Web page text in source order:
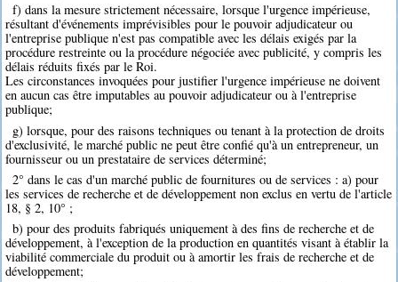
f) dans la mesure strictement nécessaire, lorsque l'urgence impérieuse,
résultant d'événements imprévisibles pour le pouvoir adjudicateur ou
l'entreprise publique n'est pas compatible avec les délais exigés par la
procédure restreinte ou la procédure négociée avec publicité, y compris les
délais réduits fixés par le Roi.
Les circonstances invoquées pour justifier l'urgence impérieuse ne doivent
en aucun cas être imputables au pouvoir adjudicateur ou à l'entreprise
publique;
g) lorsque, pour des raisons techniques ou tenant à la protection de droits
d'exclusivité, le marché public ne peut être confié qu'à un entrepreneur, un
fournisseur ou un prestataire de services déterminé;
2° dans le cas d'un marché public de fournitures ou de services : a) pour
les services de recherche et de développement non exclus en vertu de l'article
18, § 2, 10° ;
b) pour des produits fabriqués uniquement à des fins de recherche et de
développement, à l'exception de la production en quantités visant à établir la
viabilité commerciale du produit ou à amortir les frais de recherche et de
développement;